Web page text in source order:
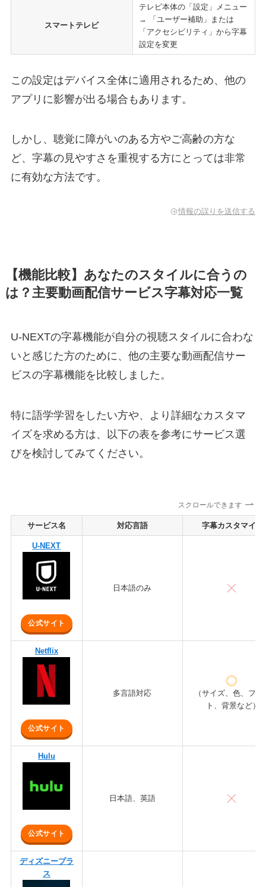
スマートテレビ
テレビ本体の「設定」メニュー
→ 「ユーザー補助」または
「アクセシビリティ」から字幕
設定を変更
この設定はデバイス全体に適用されるため、他の
アプリに影響が出る場合もあります。
しかし、聴覚に障がいのある方やご高齢の方な
ど、字幕の見やすさを重視する方にとっては非常
に有効な方法です。
情報の誤りを送信する
【機能比較】あなたのスタイルに合うの
は？主要動画配信サービス字幕対応一覧
U-NEXTの字幕機能が自分の視聴スタイルに合わな
いと感じた方のために、他の主要な動画配信サー
ビスの字幕機能を比較しました。
特に語学学習をしたい方や、より詳細なカスタマ
イズを求める方は、以下の表を参考にサービス選
びを検討してみてください。
スクロールできます
サービス名 対応言語 字幕カスタマイズ
U-NEXT
公式サイト
日本語のみ
Netflix
公式サイト
多言語対応
（サイズ、色、フォ
ト、背景など）
Hulu
公式サイト
日本語、英語
ディズニープラ
ス